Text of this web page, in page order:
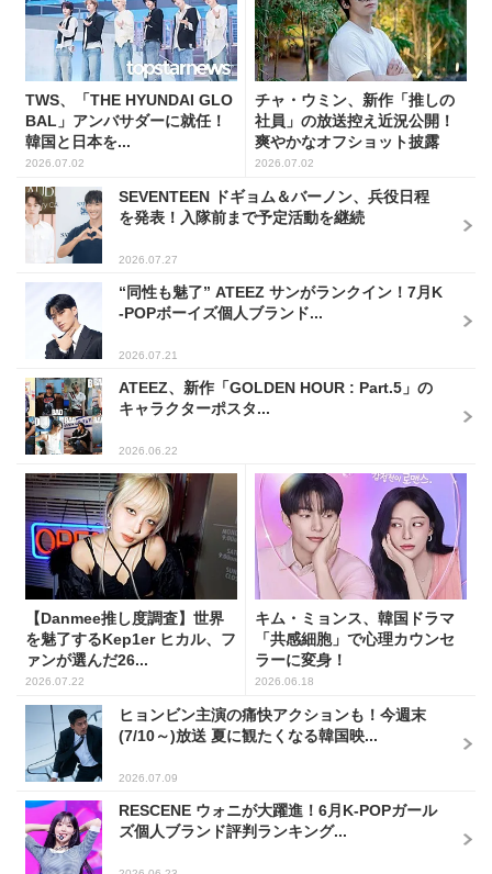
TWS、「THE HYUNDAI GLO
BAL」アンバサダーに就任！
韓国と日本を...
2026.07.02
チャ・ウミン、新作「推しの
社員」の放送控え近況公開！
爽やかなオフショット披露
2026.07.02
SEVENTEEN ドギョム＆バーノン、兵役日程
を発表！入隊前まで予定活動を継続
2026.07.27
“同性も魅了” ATEEZ サンがランクイン！7月K
-POPボーイズ個人ブランド...
2026.07.21
ATEEZ、新作「GOLDEN HOUR : Part.5」の
キャラクターポスタ...
2026.06.22
【Danmee推し度調査】世界
を魅了するKep1er ヒカル、フ
ァンが選んだ26...
2026.07.22
キム・ミョンス、韓国ドラマ
「共感細胞」で心理カウンセ
ラーに変身！
2026.06.18
ヒョンビン主演の痛快アクションも！今週末
(7/10～)放送 夏に観たくなる韓国映...
2026.07.09
RESCENE ウォニが大躍進！6月K-POPガール
ズ個人ブランド評判ランキング...